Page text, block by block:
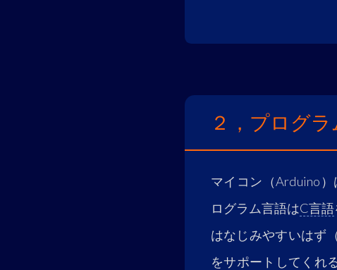
２，プログラ
マイコン（Arduino
ログラム言語はC言語
はなじみやすいはず
をサポートしてくれ